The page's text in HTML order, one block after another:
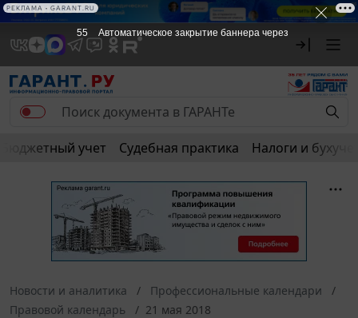
Бюджетный учет Судебная практика Налоги и
Новости и аналитика
Профессиональные календари
Правовой календарь
21 мая 2018
55 Автоматическое закрытие баннера через
РЕКЛАМА • GARANT.RU